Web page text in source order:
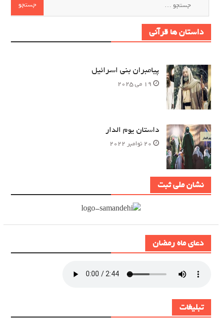
دعای ماه رمضان
تبلیغات
داستان ها قرآنی
پیامبران بنی اسرائیل
19 می 2025
داستان یوم الدار
20 نوامبر 2022
نشان ملی ثبت